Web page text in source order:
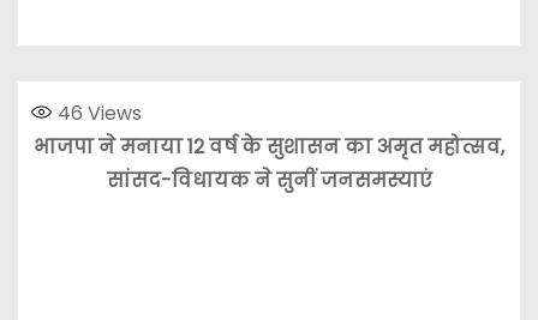
46 Views
भाजपा ने मनाया 12 वर्ष के सुशासन का अमृत महोत्सव,
सांसद-विधायक ने सुनीं जनसमस्याएं